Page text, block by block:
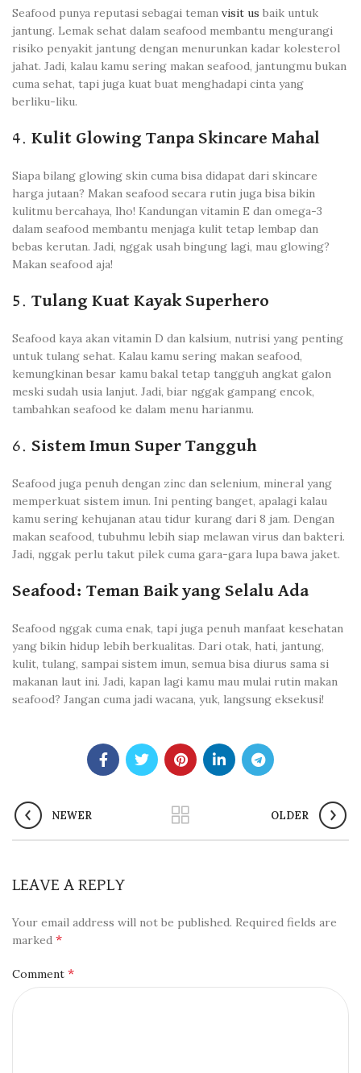
Seafood punya reputasi sebagai teman visit us baik untuk
jantung. Lemak sehat dalam seafood membantu mengurangi
risiko penyakit jantung dengan menurunkan kadar kolesterol
jahat. Jadi, kalau kamu sering makan seafood, jantungmu bukan
cuma sehat, tapi juga kuat buat menghadapi cinta yang
berliku-liku.
4. Kulit Glowing Tanpa Skincare Mahal
Siapa bilang glowing skin cuma bisa didapat dari skincare
harga jutaan? Makan seafood secara rutin juga bisa bikin
kulitmu bercahaya, lho! Kandungan vitamin E dan omega-3
dalam seafood membantu menjaga kulit tetap lembap dan
bebas kerutan. Jadi, nggak usah bingung lagi, mau glowing?
Makan seafood aja!
5. Tulang Kuat Kayak Superhero
Seafood kaya akan vitamin D dan kalsium, nutrisi yang penting
untuk tulang sehat. Kalau kamu sering makan seafood,
kemungkinan besar kamu bakal tetap tangguh angkat galon
meski sudah usia lanjut. Jadi, biar nggak gampang encok,
tambahkan seafood ke dalam menu harianmu.
6. Sistem Imun Super Tangguh
Seafood juga penuh dengan zinc dan selenium, mineral yang
memperkuat sistem imun. Ini penting banget, apalagi kalau
kamu sering kehujanan atau tidur kurang dari 8 jam. Dengan
makan seafood, tubuhmu lebih siap melawan virus dan bakteri.
Jadi, nggak perlu takut pilek cuma gara-gara lupa bawa jaket.
Seafood: Teman Baik yang Selalu Ada
Seafood nggak cuma enak, tapi juga penuh manfaat kesehatan
yang bikin hidup lebih berkualitas. Dari otak, hati, jantung,
kulit, tulang, sampai sistem imun, semua bisa diurus sama si
makanan laut ini. Jadi, kapan lagi kamu mau mulai rutin makan
seafood? Jangan cuma jadi wacana, yuk, langsung eksekusi!
NEWER OLDER
LEAVE A REPLY
Your email address will not be published. Required fields are
marked *
Comment *